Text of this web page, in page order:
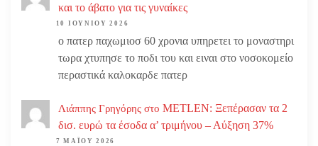
και το άβατο για τις γυναίκες
10 ΙΟΥΝΊΟΥ 2026
ο πατερ παχωμιοσ 60 χρονια υπηρετει το μοναστηρι
τωρα χτυπησε το ποδι του και ειναι στο νοσοκομείο
περαστικά καλοκαρδε πατερ
Λιάππης Γρηγόρης στο METLEN: Ξεπέρασαν τα 2
δισ. ευρώ τα έσοδα α’ τριμήνου – Αύξηση 37%
7 ΜΑΪ́ΟΥ 2026